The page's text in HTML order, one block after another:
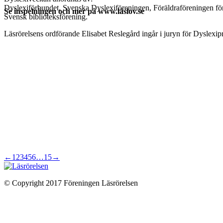
Dyslexiförbundet, Svenska Dyslexiföreningen, Föräldraföreningen
Svensk biblioteksförening.
Läsrörelsens ordförande Elisabet Reslegård ingår i juryn för
Se inspelningen och mer på www.läslov.se
← 1 23456…15→
© Copyright 2017 Föreningen Läsrörelsen